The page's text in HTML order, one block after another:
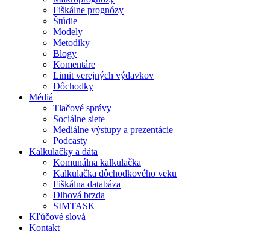
Fiškálne prognózy
Štúdie
Modely
Metodiky
Blogy
Komentáre
Limit verejných výdavkov
Dôchodky
Médiá
Tlačové správy
Sociálne siete
Mediálne výstupy a prezentácie
Podcasty
Kalkulačky a dáta
Komunálna kalkulačka
Kalkulačka dôchodkového veku
Fiškálna databáza
Dlhová brzda
SIMTASK
Kľúčové slová
Kontakt